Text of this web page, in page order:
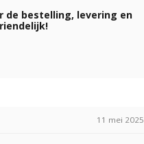
de bestelling, levering en
11 mei 2025